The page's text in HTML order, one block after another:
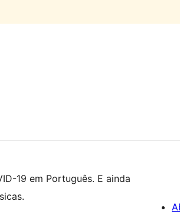
19 em Português. E ainda